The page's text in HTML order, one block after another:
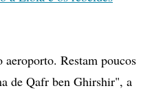
Restam poucos
de Qafr ben Ghirshir", a